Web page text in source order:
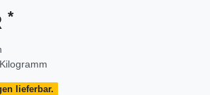
*
lieferbar.